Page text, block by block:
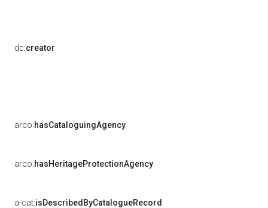
dc:creator
arco:hasCataloguingAgency
arco:hasHeritageProtectionAgency
a-cat:isDescribedByCatalogueRecord